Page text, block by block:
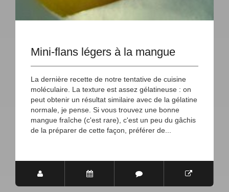
Mini-flans légers à la mangue
La dernière recette de notre tentative de cuisine
moléculaire. La texture est assez gélatineuse : on
peut obtenir un résultat similaire avec de la gélatine
normale, je pense. Si vous trouvez une bonne
mangue fraîche (c'est rare), c'est un peu du gâchis
de la préparer de cette façon, préférer de...